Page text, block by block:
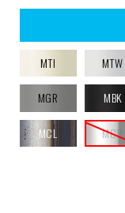
MTI
MTW
MGR MBK
MCL MCR